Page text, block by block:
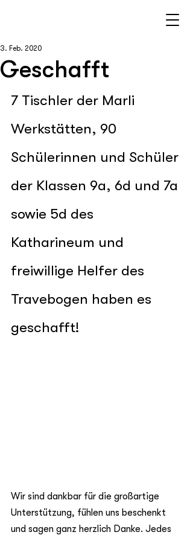
Geschafft
3. Feb. 2020
7 Tischler der Marli
Werkstätten, 90
Schülerinnen und Schüler
der Klassen 9a, 6d und 7a
sowie 5d des
Katharineum und
freiwillige Helfer des
Travebogen haben es
geschafft!
Wir sind dankbar für die großartige
Unterstützung, fühlen uns beschenkt
und sagen ganz herzlich Danke. Jedes